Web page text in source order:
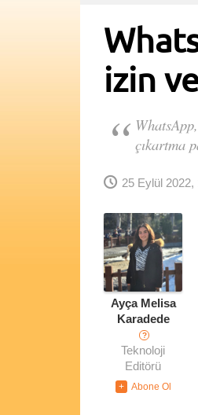
izin
çıkartma
25 Eylül 2022,
Ayça Melisa
Karadede
?
Teknoloji
Editörü